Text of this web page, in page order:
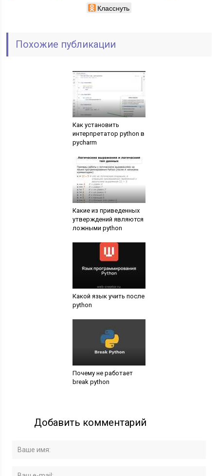
Класснуть
Похожие публикации
Как установить
интерпретатор python в
pycharm
Какие из приведенных
утверждений являются
ложными python
Какой язык учить после
python
Почему не работает
break python
Добавить комментарий